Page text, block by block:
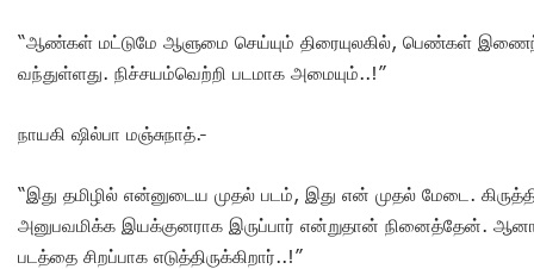
“ஆண்கள் மட்டுமே ஆளுமை செய்யும் திரையுலகில், பெண்கள் இணைந்து
வந்துள்ளது. நிச்சயம்வெற்றி படமாக அமையும்..!”
நாயகி ஷில்பா மஞ்சுநாத்.-
“இது தமிழில் என்னுடைய முதல் படம், இது என் முதல் மேடை.
அனுபவமிக்க இயக்குனராக இருப்பார் என்றுதான் நினைத்தேன்.
படத்தை சிறப்பாக எடுத்திருக்கிறார்..!”